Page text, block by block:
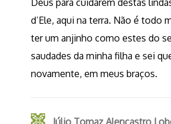
d’Ele, aqui na terra. Não é todo
ter um anjinho como estes do
saudades da minha filha e sei
novamente, em meus braços.
Júlio Tomaz Alencastro